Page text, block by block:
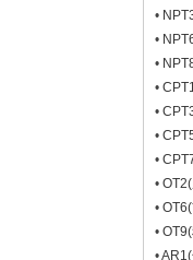
远程
•
物理
•
神经
•
与昏
疗组)
•
管外
组)
•
癌物
•
后综
组)
•
康复
•
业治
•
疗组)
•
业治
•